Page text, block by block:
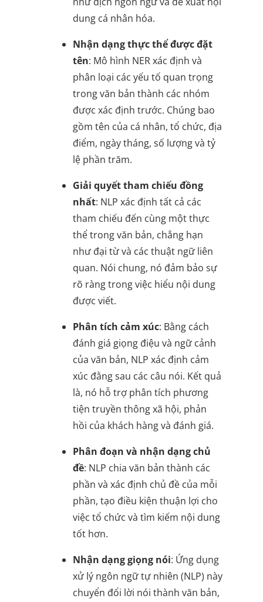
dung cá nhân hóa.
Nhận dạng thực thể được đặt
tên: Mô hình NER xác định và
phân loại các yếu tố quan trọng
trong văn bản thành các nhóm
được xác định trước. Chúng bao
gồm tên của cá nhân, tổ chức, địa
điểm, ngày tháng, số lượng và tỷ
lệ phần trăm.
Giải quyết tham chiếu đồng
nhất: NLP xác định tất cả các
tham chiếu đến cùng một thực
thể trong văn bản, chẳng hạn
như đại từ và các thuật ngữ liên
quan. Nói chung, nó đảm bảo sự
rõ ràng trong việc hiểu nội dung
được viết.
Phân tích cảm xúc: Bằng cách
đánh giá giọng điệu và ngữ cảnh
của văn bản, NLP xác định cảm
xúc đằng sau các câu nói. Kết quả
là, nó hỗ trợ phân tích phương
tiện truyền thông xã hội, phản
hồi của khách hàng và đánh giá.
Phân đoạn và nhận dạng chủ
đề: NLP chia văn bản thành các
phần và xác định chủ đề của mỗi
phần, tạo điều kiện thuận lợi cho
việc tổ chức và tìm kiếm nội dung
tốt hơn.
Nhận dạng giọng nói: Ứng dụng
xử lý ngôn ngữ tự nhiên (NLP) này
chuyển đổi lời nói thành văn bản,